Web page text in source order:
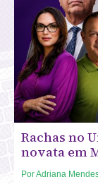
Rachas no
novata em
PorAdriana